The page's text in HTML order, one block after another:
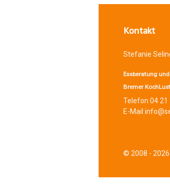
Kontakt
Stefanie
Essberatung
Bremer KochLust
Telefon 04 21
E-Mail
© 2008 - 2026